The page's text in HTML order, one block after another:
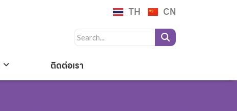
TH CN
ติดต่อเรา